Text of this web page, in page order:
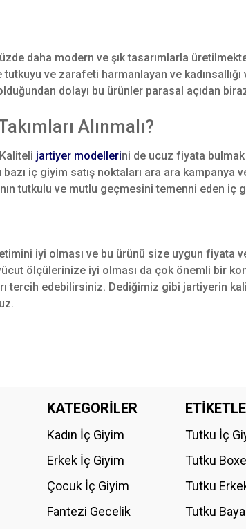
daha modern ve şık tasarımlarla
ve zarafeti harmanlayan ve
dolayı bu ürünler parasal açıdan
Alınmalı?
jartiyer modellerini de ucuz fiyata
iç giyim satış noktaları ara ara
tutkulu ve mutlu geçmesini temenni eden iç
iyi olması ve bu ürünü size uygun
ölçülerinize iyi olması da çok önemli bir
tercih edebilirsiniz. Dediğimiz gibi jartiyerin
KATEGORİLER
Kadın İç Giyim
Erkek İç Giyim
Çocuk İç Giyim
Fantezi Gecelik
Tutku İç
Tutku
Tutku
Tutku